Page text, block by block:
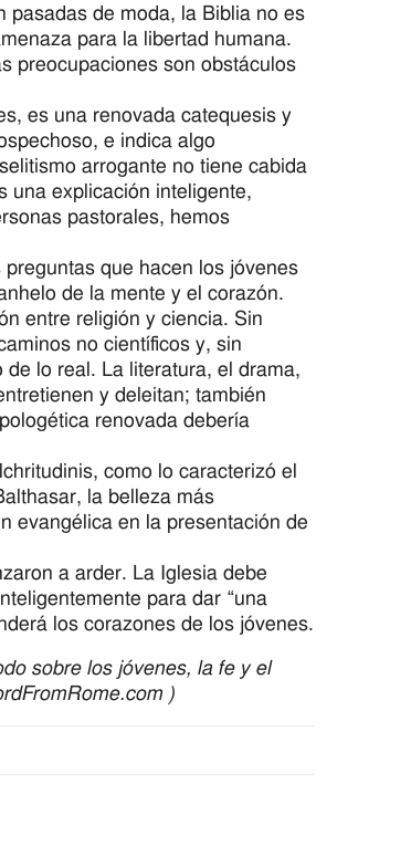
pasadas de moda, la Biblia no es
para la libertad humana.
preocupaciones son obstáculos
es una renovada catequesis y
e indica algo
arrogante no tiene cabida
una explicación inteligente,
pastorales, hemos
que hacen los jóvenes
de la mente y el corazón.
entre religión y ciencia. Sin
no científicos y, sin
lo real. La literatura, el drama,
y deleitan; también
renovada debería
como lo caracterizó el
la belleza más
evangélica en la presentación de
a arder. La Iglesia debe
para dar “una
los corazones de los jóvenes.
sobre los jóvenes, la fe y el
)